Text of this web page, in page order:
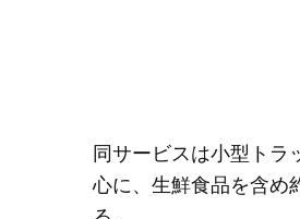
同サービスは小型ト
心に、生鮮食品を含め